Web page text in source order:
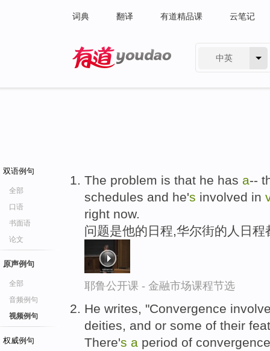
词典 翻译 有道精品课 云笔记
中英
双语例句
全部
口语
书面语
论文
原声例句
全部
音频例句
视频例句
权威例句
The problem is that he has a--
schedules and he's involved in
right now.
问题是他的日程,华尔街的人日
耶鲁公开课 - 金融市场课程节选
He writes, "Convergence
deities, and or some of their
There's a period of